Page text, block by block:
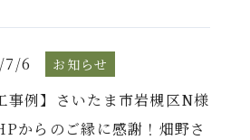
7/6 お知らせ
事例】さいたま市岩槻区N様
からのご縁に感謝！畑野さ